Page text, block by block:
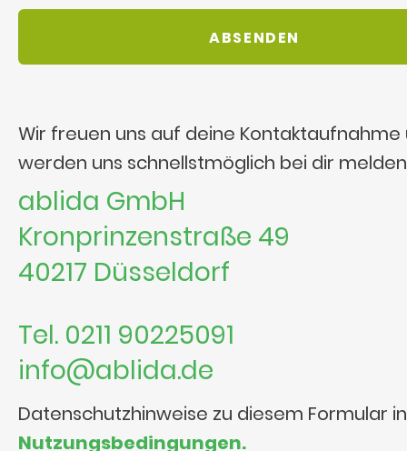
Wir freuen uns auf deine Kontaktaufnahme
werden uns schnellstmöglich bei dir
ablida GmbH
Kronprinzenstraße 49
40217 Düsseldorf
Tel. 0211 90225091
info@ablida.de
Datenschutzhinweise zu diesem Formular
Nutzungsbedingungen.